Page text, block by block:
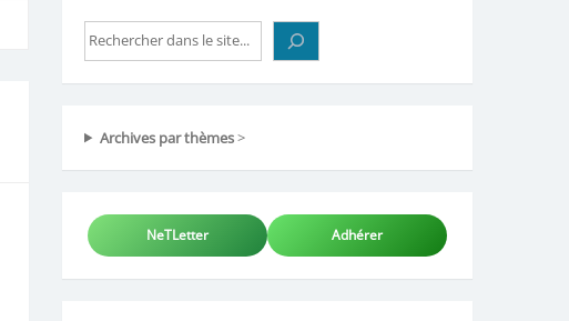
Rechercher
Archives par thèmes>
NeTLetter Adhérer